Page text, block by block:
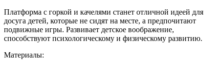
Платформа с горкой и качелями станет отличной идеей для
досуга детей, которые не сидят на месте, а предпочитают
подвижные игры. Развивает детское воображение,
способствуют психологическому и физическому развитию.
Материалы: